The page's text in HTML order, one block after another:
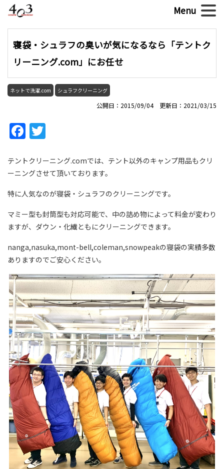
寝袋・シュラフの臭いが気になるなら「テントク
リーニング.com」にお任せ
ネットで洗濯.com シュラフクリーニング
公開日：2015/09/04 更新日：2021/03/15
Facebook
テントクリーニング.comでは、テント以外のキャンプ用品もクリ
ーニングさせて頂いております。
特に人気なのが寝袋・シュラフのクリーニングです。
マミー型も封筒型も対応可能で、中の詰め物によって料金が変わり
ますが、ダウン・化繊ともにクリーニングできます。
nanga,nasuka,mont-bell,coleman,snowpeakの寝袋の実績多数
ありますのでご安心ください。